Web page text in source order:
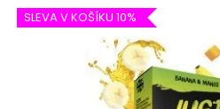
SLEVA V KOŠÍKU 10%